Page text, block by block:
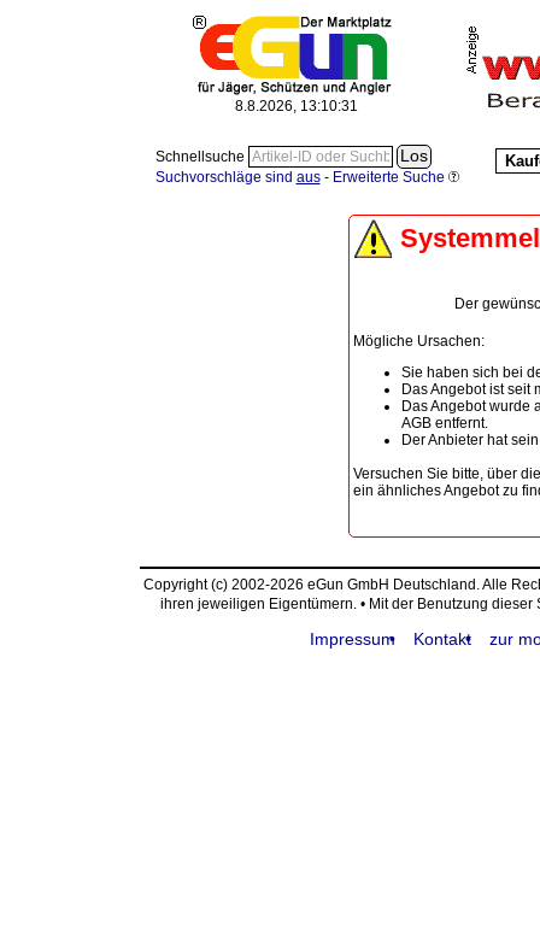
8.8.2026, 13:10:31
Schnellsuche
Suchvorschläge sind aus- Erweiterte Suche
Der
Mögliche Ursachen:
Sie haben sich bei
Das Angebot ist seit
Das Angebot wurde
AGB entfernt.
Der Anbieter hat
Versuchen Sie bitte, über
ein ähnliches Angebot zu
Copyright (c) 2002-2026 eGun GmbH Deutschland. Alle
ihren jeweiligen Eigentümern. • Mit der Benutzung
Impressum Kontakt zur